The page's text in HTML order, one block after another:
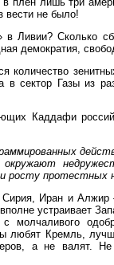
вести не было!
в Ливии? Сколько
демократия,
количество
в сектор Газы из
Каддафи
росту протестных
Иран и Алжир
устраивает
молчаливого
любят Кремль,
а не валят. Не